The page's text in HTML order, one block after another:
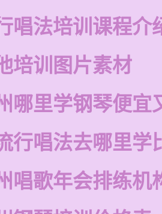
唱法培训课程介
培训图片素材
哪里学钢琴便宜
行唱法去哪里学
唱歌年会排练机